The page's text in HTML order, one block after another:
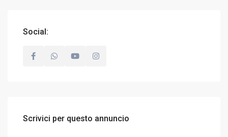
Social:
Scrivici per questo annuncio